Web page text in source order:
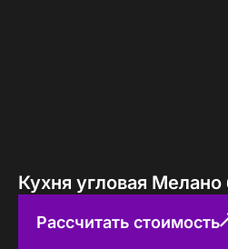
Кухня угловая
Рассчитать стоимость